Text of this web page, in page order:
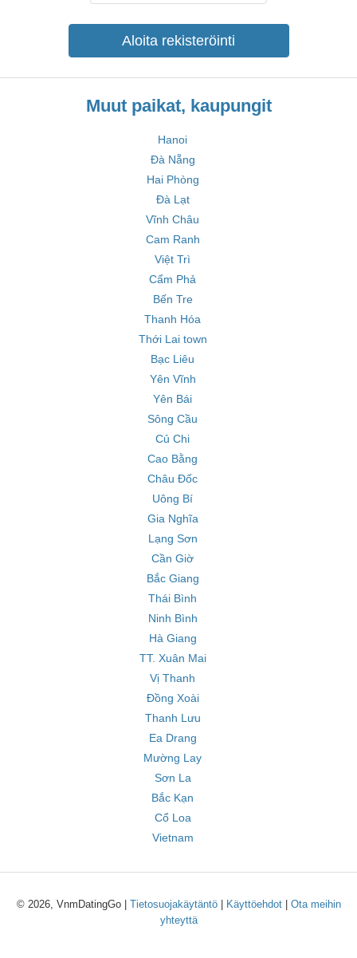
Aloita rekisteröinti
Muut paikat, kaupungit
Hanoi
Đà Nẵng
Hai Phòng
Đà Lạt
Vĩnh Châu
Cam Ranh
Việt Trì
Cẩm Phả
Bến Tre
Thanh Hóa
Thới Lai town
Bạc Liêu
Yên Vĩnh
Yên Bái
Sông Cầu
Củ Chi
Cao Bằng
Châu Đốc
Uông Bí
Gia Nghĩa
Lạng Sơn
Cần Giờ
Bắc Giang
Thái Bình
Ninh Bình
Hà Giang
TT. Xuân Mai
Vị Thanh
Đồng Xoài
Thanh Lưu
Ea Drang
Mường Lay
Sơn La
Bắc Kạn
Cổ Loa
Vietnam
© 2026, VnmDatingGo | Tietosuojakäytäntö| Käyttöehdot| Ota meihin
yhteyttä